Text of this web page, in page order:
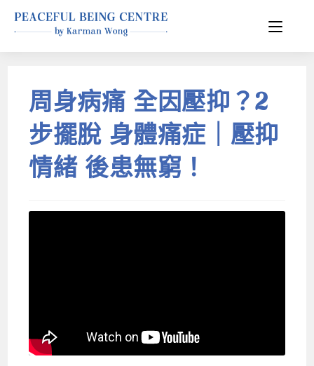
周身病痛 全因壓抑？2
步擺脫 身體痛症｜壓抑
情緒 後患無窮！